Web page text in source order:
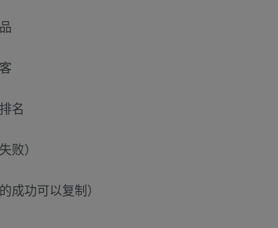
名
败）
成功可以复制）